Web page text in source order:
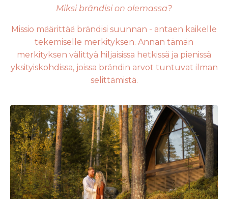
Miksi brändisi on olemassa?
Missio määrittää brändisi suunnan - antaen kaikelle
tekemiselle merkityksen. Annan tämän
merkityksen välittyä hiljaisissa hetkissä ja pienissä
yksityiskohdissa, joissa brändin arvot tuntuvat ilman
selittämistä.